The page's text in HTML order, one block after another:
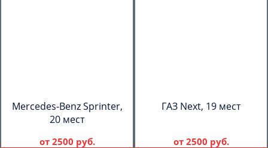
Mercedes-Benz Sprinter,
20 мест
от 2500 руб.
ГАЗ Next, 19 мест
от 2500 руб.